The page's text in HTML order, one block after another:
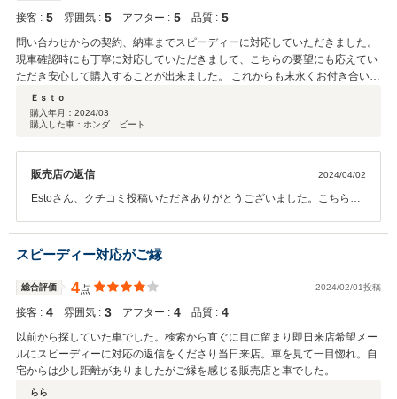
接客 : 5 雰囲気 : 5 アフター : 5 品質 : 5
問い合わせからの契約、納車までスピーディーに対応していただきました。
現車確認時にも丁寧に対応していただきまして、こちらの要望にも応えてい
ただき安心して購入することが出来ました。 これからも末永くお付き合いが
できればと思っています。
Ｅｓｔｏ
購入年月： 2024/03
購入した車：ホンダ ビート
販売店の返信 2024/04/02
Estoさん、クチコミ投稿いただきありがとうございました。こちらこ
からもよろしくお願いします。
スピーディー対応がご縁
総合評価 4点 2024/02/01投稿
接客 : 4 雰囲気 : 3 アフター : 4 品質 : 4
以前から探していた車でした。検索から直ぐに目に留まり即日来店希望メー
ルにスピーディーに対応の返信をくださり当日来店。車を見て一目惚れ。自
宅からは少し距離がありましたがご縁を感じる販売店と車でした。
らら